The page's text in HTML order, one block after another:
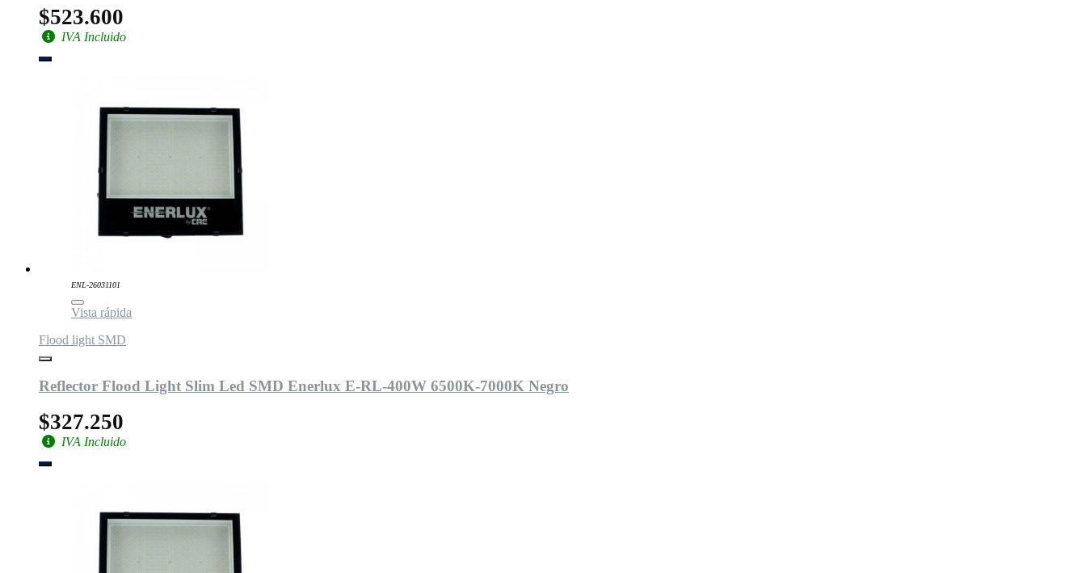
$523.600
IVA Incluido
ENL-26031101
Vista rápida
Flood light SMD
Reflector Flood Light Slim Led SMD Enerlux E-RL-400W 6500K-7000K Negro
$327.250
IVA Incluido